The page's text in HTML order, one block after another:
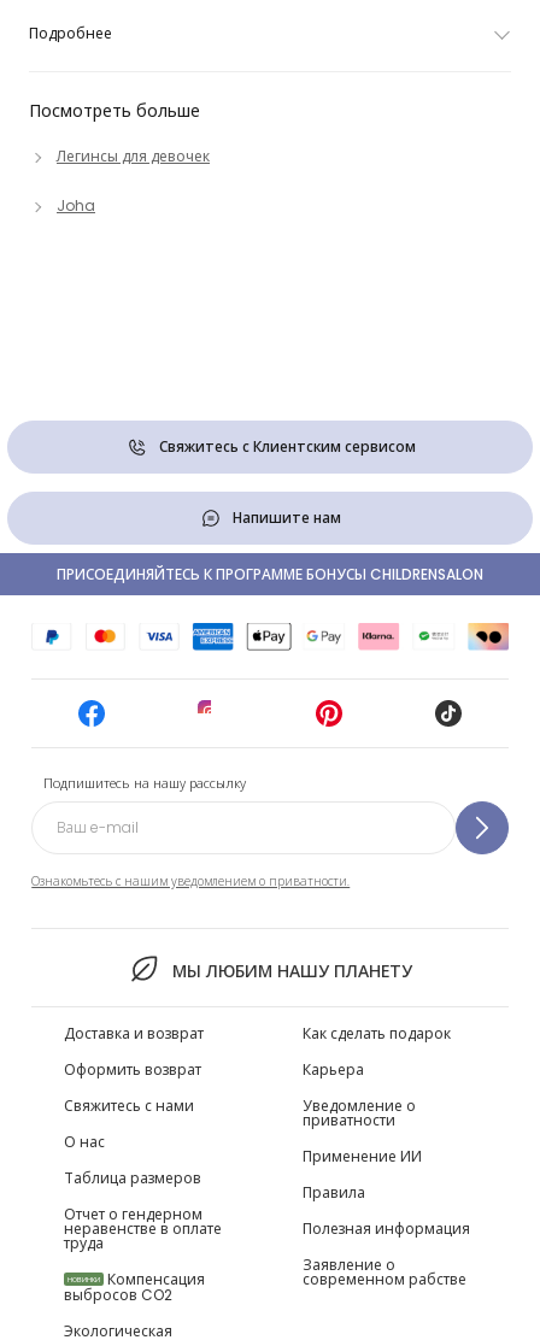
Посмотреть больше
Легинсы для девочек
Joha
Подробнее
Свяжитесь с Клиентским сервисом
Напишите нам
Подпишитесь на нашу рассылку
Ознакомьтесь с нашим уведомлением о приватности.
МЫ ЛЮБИМ НАШУ ПЛАНЕТУ
ПРИСОЕДИНЯЙТЕСЬ К ПРОГРАММЕ БОНУСЫ CHILDRENSALON
Доставка и возврат
Оформить возврат
Свяжитесь с нами
О нас
Таблица размеров
Отчет о гендерном
неравенстве в оплате
труда
НОВИНКИ Компенсация
выбросов CO2
Экологическая
Как сделать подарок
Карьера
Уведомление о
приватности
Применение ИИ
Правила
Полезная информация
Заявление о
современном рабстве